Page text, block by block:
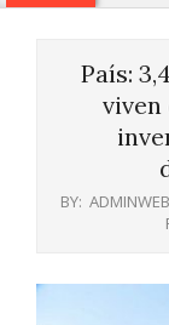
País:
BY: ADMINWEB